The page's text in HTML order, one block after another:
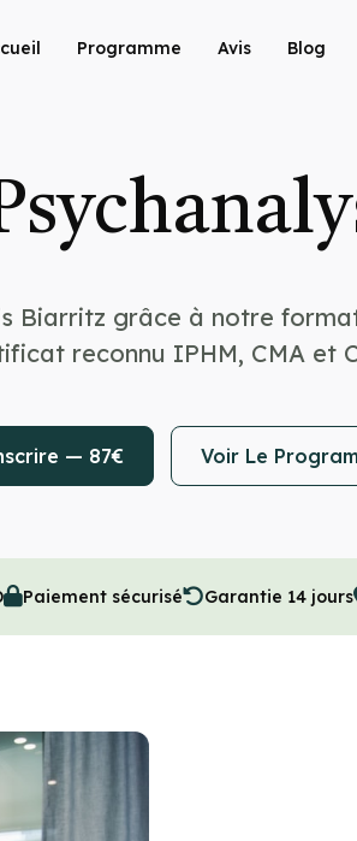
Programme Avis Blog
Biarritz grâce à notre
reconnu IPHM, CMA et
— 87€ Voir Le
Paiement sécurisé Garantie 14 jours